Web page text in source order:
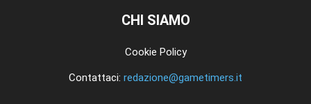
CHI SIAMO
Cookie Policy
Contattaci: redazione@gametimers.it